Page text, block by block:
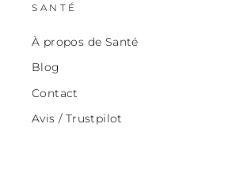
SANTÉ
À propos de Santé
Blog
Contact
Avis / Trustpilot